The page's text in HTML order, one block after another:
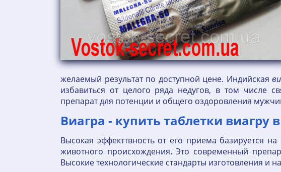
желаемый результат по доступной цене. Индийская
избавиться от целого ряда недугов, в том числе
препарат для потенции и общего оздоровления
Виагра - купить таблетки виагру
Высокая эффекттвность от его приема базируется
животного происхождения. Это современный
Высокие технологические стандарты изготовления и